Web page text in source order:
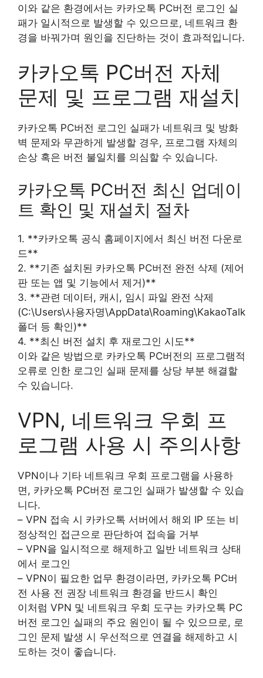
이와 같은 환경에서는 카카오톡 PC버전 로그인 실
패가 일시적으로 발생할 수 있으므로, 네트워크 환
경을 바꿔가며 원인을 진단하는 것이 효과적입니다.
카카오톡 PC버전 자체
문제 및 프로그램 재설치
카카오톡 PC버전 로그인 실패가 네트워크 및 방화
벽 문제와 무관하게 발생할 경우, 프로그램 자체의
손상 혹은 버전 불일치를 의심할 수 있습니다.
카카오톡 PC버전 최신 업데이
트 확인 및 재설치 절차
1. **카카오톡 공식 홈페이지에서 최신 버전 다운로
드**
2. **기존 설치된 카카오톡 PC버전 완전 삭제 (제어
판 또는 앱 및 기능에서 제거)**
3. **관련 데이터, 캐시, 임시 파일 완전 삭제
(C:\Users\사용자명\AppData\Roaming\KakaoTalk
폴더 등 확인)**
4. **최신 버전 설치 후 재로그인 시도**
이와 같은 방법으로 카카오톡 PC버전의 프로그램적
오류로 인한 로그인 실패 문제를 상당 부분 해결할
수 있습니다.
VPN, 네트워크 우회 프
로그램 사용 시 주의사항
VPN이나 기타 네트워크 우회 프로그램을 사용하
면, 카카오톡 PC버전 로그인 실패가 발생할 수 있습
니다.
– VPN 접속 시 카카오톡 서버에서 해외 IP 또는 비
정상적인 접근으로 판단하여 접속을 거부
– VPN을 일시적으로 해제하고 일반 네트워크 상태
에서 로그인
– VPN이 필요한 업무 환경이라면, 카카오톡 PC버
전 사용 전 권장 네트워크 환경을 반드시 확인
이처럼 VPN 및 네트워크 우회 도구는 카카오톡 PC
버전 로그인 실패의 주요 원인이 될 수 있으므로, 로
그인 문제 발생 시 우선적으로 연결을 해제하고 시
도하는 것이 좋습니다.